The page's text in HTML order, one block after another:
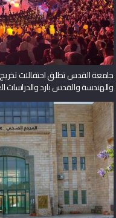
جامعة القدس تطلق احتفالات
والهندسة والقدس بارد والدراسات